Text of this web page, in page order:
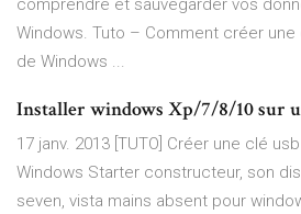
comprendre et sauvegarder vos
Windows. Tuto – Comment créer une
de Windows ...
Installer windows Xp/7/8/10 sur
17 janv. 2013 [TUTO] Créer une clé
Windows Starter constructeur, son
seven, vista mains absent pour